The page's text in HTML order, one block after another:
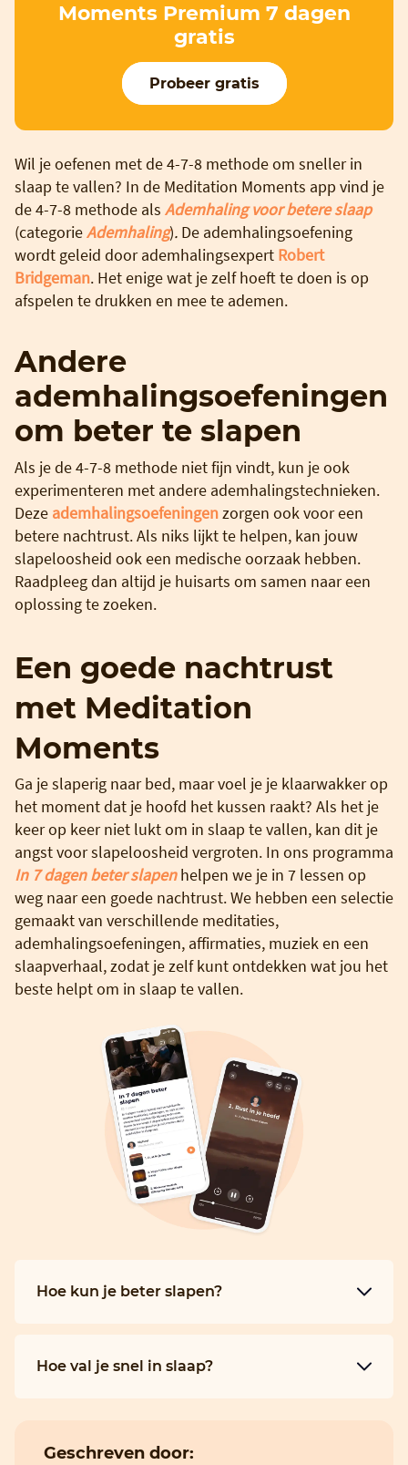
Moments Premium 7 dagen
gratis
Probeer gratis
Wil je oefenen met de 4-7-8 methode om sneller in
slaap te vallen? In de Meditation Moments app vind je
de 4-7-8 methode als Ademhaling voor betere slaap
(categorieAdemhaling). De ademhalingsoefening
wordt geleid door ademhalingsexpert Robert
Bridgeman. Het enige wat je zelf hoeft te doen is op
afspelen te drukken en mee te ademen.
Andere
ademhalingsoefeningen
om beter te slapen
Als je de 4-7-8 methode niet fijn vindt, kun je ook
experimenteren met andere ademhalingstechnieken.
Deze ademhalingsoefeningenzorgen ook voor een
betere nachtrust. Als niks lijkt te helpen, kan jouw
slapeloosheid ook een medische oorzaak hebben.
Raadpleeg dan altijd je huisarts om samen naar een
oplossing te zoeken.
Een goede nachtrust
met Meditation
Moments
Ga je slaperig naar bed, maar voel je je klaarwakker op
het moment dat je hoofd het kussen raakt? Als het je
keer op keer niet lukt om in slaap te vallen, kan dit je
angst voor slapeloosheid vergroten. In ons programma
In 7 dagen beter slapenhelpen we je in 7 lessen op
weg naar een goede nachtrust. We hebben een selectie
gemaakt van verschillende meditaties,
ademhalingsoefeningen, affirmaties, muziek en een
slaapverhaal, zodat je zelf kunt ontdekken wat jou het
beste helpt om in slaap te vallen.
Hoe kun je beter slapen?
Hoe val je snel in slaap?
Geschreven door: